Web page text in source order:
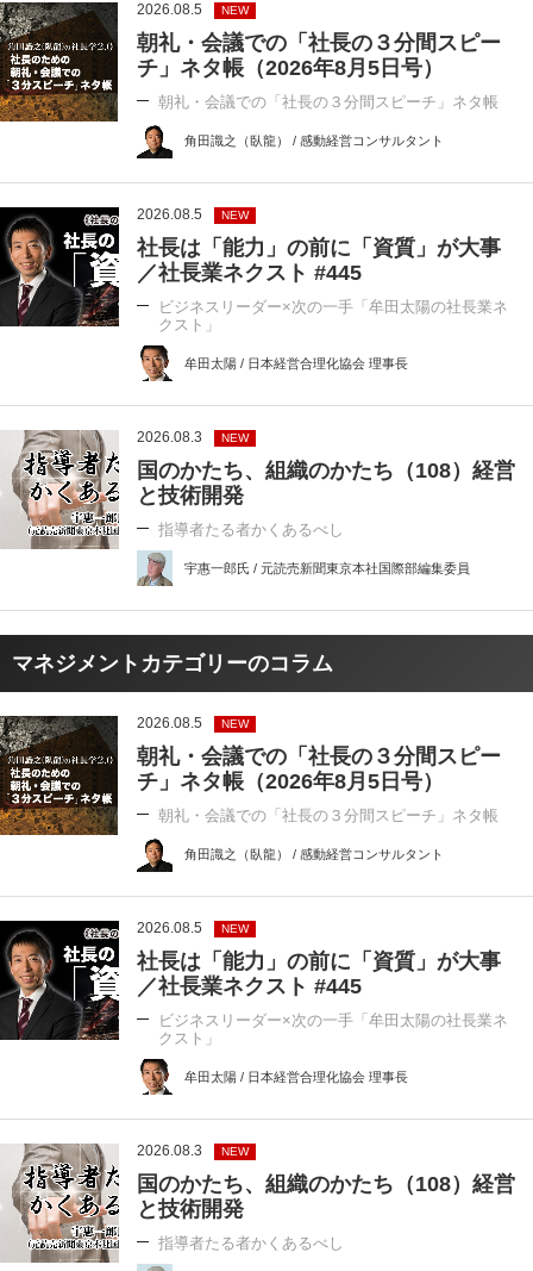
2026.08.5 NEW
朝礼・会議での「社長の３分間スピー
チ」ネタ帳（2026年8月5日号）
朝礼・会議での「社長の３分間スピーチ」ネタ帳
角田識之（臥龍） / 感動経営コンサルタント
2026.08.5 NEW
社長は「能力」の前に「資質」が大事
／社長業ネクスト #445
ビジネスリーダー×次の一手「牟田太陽の社長業ネ
クスト」
牟田太陽 / 日本経営合理化協会 理事長
2026.08.3 NEW
国のかたち、組織のかたち（108）経営
と技術開発
指導者たる者かくあるべし
宇惠一郎氏 / 元読売新聞東京本社国際部編集委員
マネジメントカテゴリーのコラム
2026.08.5 NEW
朝礼・会議での「社長の３分間スピー
チ」ネタ帳（2026年8月5日号）
朝礼・会議での「社長の３分間スピーチ」ネタ帳
角田識之（臥龍） / 感動経営コンサルタント
2026.08.5 NEW
社長は「能力」の前に「資質」が大事
／社長業ネクスト #445
ビジネスリーダー×次の一手「牟田太陽の社長業ネ
クスト」
牟田太陽 / 日本経営合理化協会 理事長
2026.08.3 NEW
国のかたち、組織のかたち（108）経営
と技術開発
指導者たる者かくあるべし